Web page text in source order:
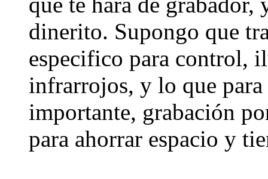
dinerito. Supongo que
especifico para control,
infrarrojos, y lo que para
importante, grabación
para ahorrar espacio y